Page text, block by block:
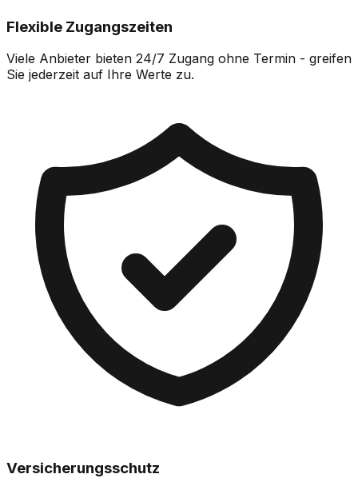
Flexible Zugangszeiten
Viele Anbieter bieten 24/7 Zugang ohne Termin - greifen
Sie jederzeit auf Ihre Werte zu.
Versicherungsschutz